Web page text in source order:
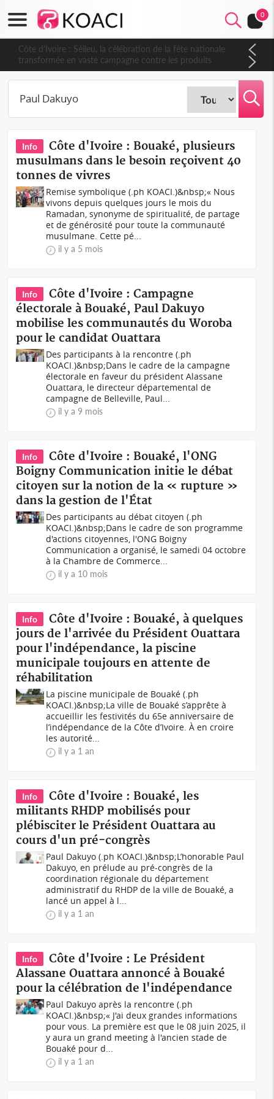
0
Côte d'Ivoire : Séileu, la célébration de la fête nationale
transformée en vaste campagne contre les produits
dépigmentants dangereux
Info
Côte d'Ivoire : Bouaké, plusieurs
musulmans dans le besoin reçoivent 40
tonnes de vivres
Remise symbolique (.ph KOACI.)&nbsp;« Nous
vivons depuis quelques jours le mois du
Ramadan, synonyme de spiritualité, de partage
et de générosité pour toute la communauté
musulmane. Cette pé...
il y a 5 mois
Info
Côte d'Ivoire : Campagne
électorale à Bouaké, Paul Dakuyo
mobilise les communautés du Woroba
pour le candidat Ouattara
Des participants à la rencontre (.ph
KOACI.)&nbsp;Dans le cadre de la campagne
électorale en faveur du président Alassane
Ouattara, le directeur départemental de
campagne de Belleville, Paul...
il y a 9 mois
Info
Côte d'Ivoire : Bouaké, l'ONG
Boigny Communication initie le débat
citoyen sur la notion de la « rupture »
dans la gestion de l'État
Des participants au débat citoyen (.ph
KOACI.)&nbsp;Dans le cadre de son programme
d'actions citoyennes, l'ONG Boigny
Communication a organisé, le samedi 04 octobre
à la Chambre de Commerce...
il y a 10 mois
Info
Côte d'Ivoire : Bouaké, à quelques
jours de l'arrivée du Président Ouattara
pour l'indépendance, la piscine
municipale toujours en attente de
réhabilitation
La piscine municipale de Bouaké (.ph
KOACI.)&nbsp;La ville de Bouaké s’apprête à
accueillir les festivités du 65e anniversaire de
l’indépendance de la Côte d’Ivoire. À en croire
les autorité...
il y a 1 an
Info
Côte d'Ivoire : Bouaké, les
militants RHDP mobilisés pour
plébisciter le Président Ouattara au
cours d'un pré-congrès
Paul Dakuyo (.ph KOACI.)&nbsp;L’honorable Paul
Dakuyo, en prélude au pré-congrès de la
coordination régionale du département
administratif du RHDP de la ville de Bouaké, a
lancé un appel à l...
il y a 1 an
Info
Côte d'Ivoire : Le Président
Alassane Ouattara annoncé à Bouaké
pour la célébration de l'indépendance
Paul Dakuyo après la rencontre (.ph
KOACI.)&nbsp;« J'ai deux grandes informations
pour vous. La première est que le 08 juin 2025, il
y aura un grand meeting à l'ancien stade de
Bouaké pour d...
il y a 1 an